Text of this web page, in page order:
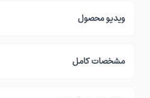
ویدیو محصول
مشخصات کامل